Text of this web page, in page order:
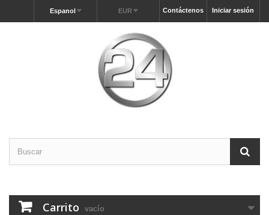
Iniciar sesión
Contáctenos
EUR
Espanol
Carrito vacío